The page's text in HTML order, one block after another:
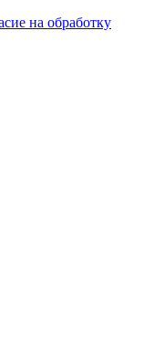
на обработку